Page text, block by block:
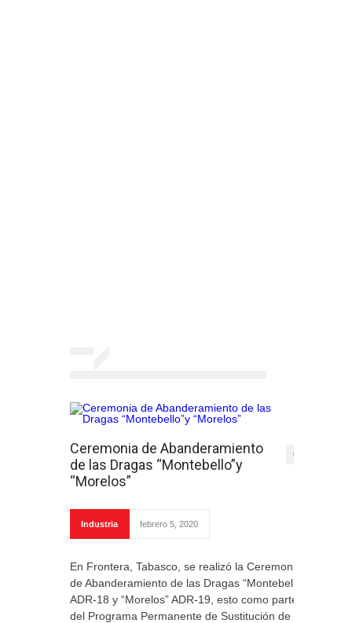
Ceremonia de Abanderamiento
de las Dragas “Montebello”y
“Morelos”
0
Industria febrero 5, 2020
En Frontera, Tabasco, se realizó la Ceremonia
de Abanderamiento de las Dragas “Montebello”
ADR-18 y “Morelos” ADR-19, esto como parte
del Programa Permanente de Sustitución de